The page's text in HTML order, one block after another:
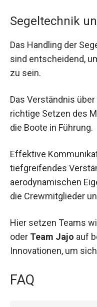
Segeltechnik
Das Handling der
sind entscheidend,
zu sein.
Das Verständnis
richtige Setzen des
die Boote in Führung.
Effektive
tiefgreifendes
aerodynamischen
die Crewmitglieder
Hier setzen Teams
oder Team Jajo auf
Innovationen, um
FAQ